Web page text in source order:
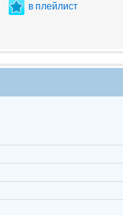
в плейлист